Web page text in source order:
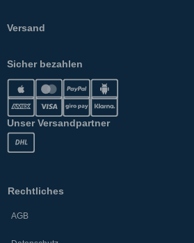
Versand
Sicher bezahlen
Unser Versandpartner
Rechtliches
AGB